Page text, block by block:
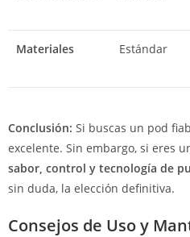
Materiales Estándar
Conclusión: Si buscas un pod
excelente. Sin embargo, si eres
sabor, control y tecnología de
sin duda, la elección definitiva.
Consejos de Uso y